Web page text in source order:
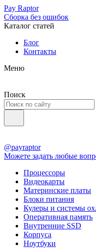
Pay Raptor
Сборка без ошибок
Каталог статей
Блог
Контакты
Меню
Поиск
@payraptor
Можете задать любые
Процессоры
Видеокарты
Материнские платы
Блоки питания
Кулеры и системы
Оперативная память
Внутренние SSD
Корпуса
Ноутбуки